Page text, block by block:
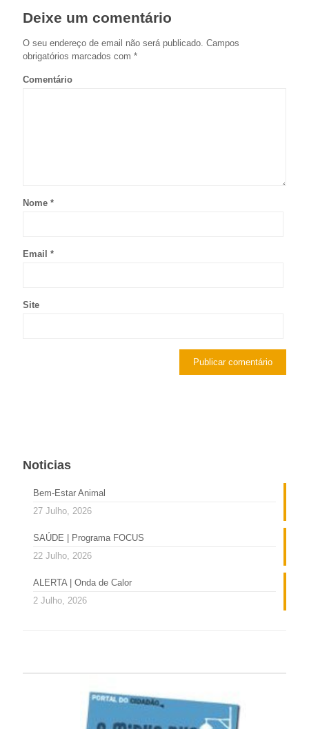
Deixe um comentário
O seu endereço de email não será publicado. Campos
obrigatórios marcados com *
Comentário
Nome *
Email *
Site
Noticias
Bem-Estar Animal
27 Julho, 2026
SAÚDE | Programa FOCUS
22 Julho, 2026
ALERTA | Onda de Calor
2 Julho, 2026